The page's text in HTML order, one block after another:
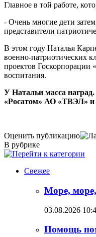
Главное в той работе,
- Очень многие дети
представители
В этом году Наталья
военно-патриотических
проектов Госкорпорации
воспитания.
У Натальи масса
«Росатом» АО «ТВЭЛ» и
Оценить публикацию
В рубрике
Свежее
Море,
03.08.2026
Помощь